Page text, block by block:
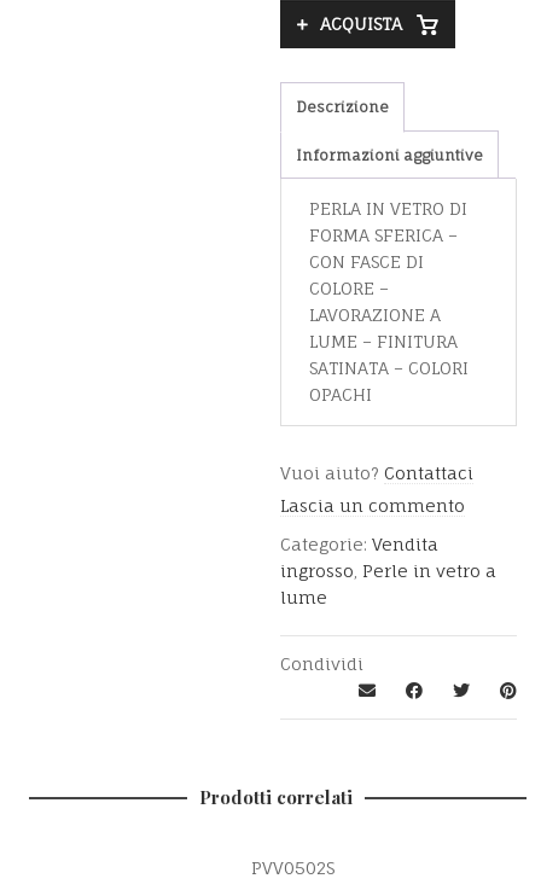
DI
-
LAVORAZIONE
LUME
-
FINITURA
SATINATA
-
OPACHI
quantity
ACQUISTA
Descrizione
Informazioni aggiuntive
PERLA IN VETRO DI
FORMA SFERICA –
CON FASCE DI
COLORE –
LAVORAZIONE A
LUME – FINITURA
SATINATA – COLORI
OPACHI
Vuoi aiuto? Contattaci
Lascia un commento
Categorie:Vendita
ingrosso, Perle in vetro a
lume
Condividi
Prodotti correlati
PVV0502S